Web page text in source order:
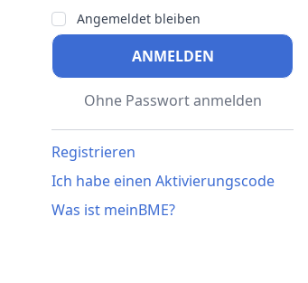
Angemeldet bleiben
ANMELDEN
Ohne Passwort anmelden
Registrieren
Ich habe einen Aktivierungscode
Was ist meinBME?